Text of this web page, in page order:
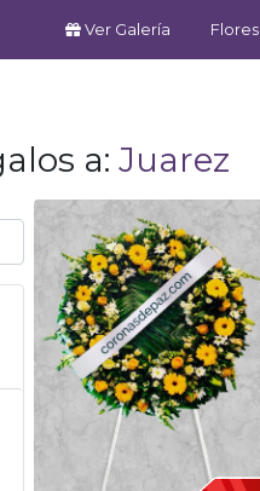
Ver Galería Flores
a: Juarez